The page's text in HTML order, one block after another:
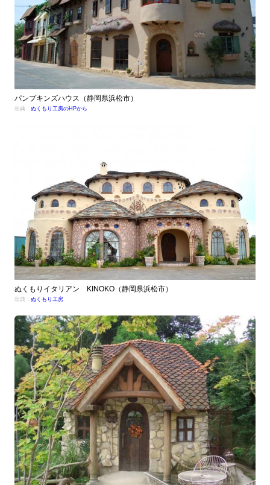
パンプキンズハウス（静岡県浜松市）
出典： ぬくもり工房のHPから
ぬくもりイタリアン KINOKO（静岡県浜松市）
出典： ぬくもり工房